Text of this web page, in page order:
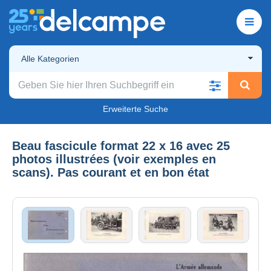
Alle Kategorien
Erweiterte Suche
Beau fascicule format 22 x 16 avec 25
photos illustrées (voir exemples en
scans). Pas courant et en bon état